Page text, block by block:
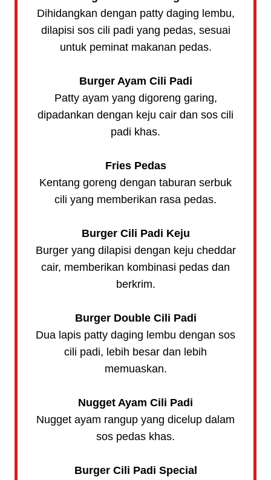
Dihidangkan dengan patty daging lembu,
dilapisi sos cili padi yang pedas, sesuai
untuk peminat makanan pedas.
Burger Ayam Cili Padi
Patty ayam yang digoreng garing,
dipadankan dengan keju cair dan sos cili
padi khas.
Fries Pedas
Kentang goreng dengan taburan serbuk
cili yang memberikan rasa pedas.
Burger Cili Padi Keju
Burger yang dilapisi dengan keju cheddar
cair, memberikan kombinasi pedas dan
berkrim.
Burger Double Cili Padi
Dua lapis patty daging lembu dengan sos
cili padi, lebih besar dan lebih
memuaskan.
Nugget Ayam Cili Padi
Nugget ayam rangup yang dicelup dalam
sos pedas khas.
Burger Cili Padi Special